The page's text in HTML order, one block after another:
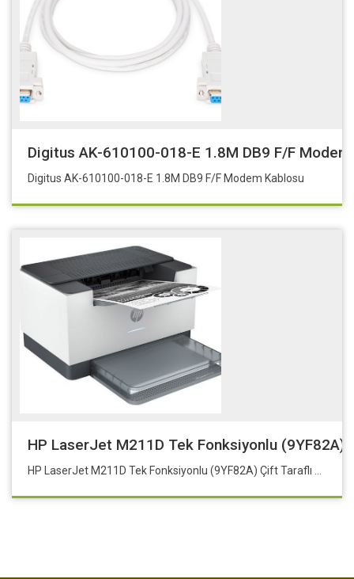
Digitus AK-610100-018-E 1.8M DB9 F/F
Digitus AK-610100-018-E 1.8M DB9 F/F Modem Kablosu
HP LaserJet M211D Tek Fonksiyonlu (9YF82A)